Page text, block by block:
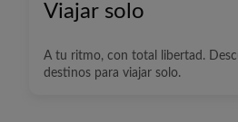
Viajar solo
A tu ritmo, con total libertad.
destinos para viajar solo.